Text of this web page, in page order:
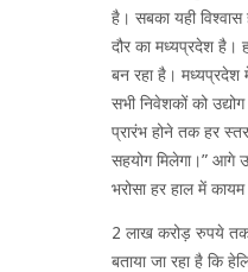
है। सबका यही
दौर का मध्यप्रदेश है।
बन रहा है। मध्यप्रदेश
सभी निवेशकों को
प्रारंभ होने तक हर
सहयोग मिलेगा।” आगे
भरोसा हर हाल में
2 लाख करोड़ रुपये
बताया जा रहा है कि